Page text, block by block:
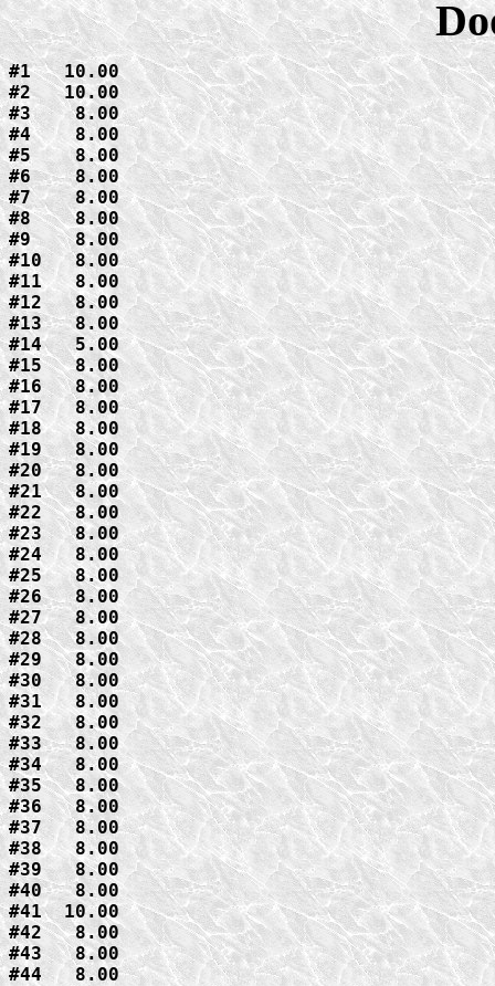
#1   10.00
#2   10.00
#3    8.00
#4    8.00
#5    8.00
#6    8.00
#7    8.00
#8    8.00
#9    8.00
#10   8.00
#11   8.00
#12   8.00
#13   8.00
#14   5.00
#15   8.00
#16   8.00
#17   8.00
#18   8.00
#19   8.00
#20   8.00
#21   8.00
#22   8.00
#23   8.00
#24   8.00
#25   8.00
#26   8.00
#27   8.00
#28   8.00
#29   8.00
#30   8.00
#31   8.00
#32   8.00
#33   8.00
#34   8.00
#35   8.00
#36   8.00
#37   8.00
#38   8.00
#39   8.00
#40   8.00
#41  10.00
#42   8.00
#43   8.00
#44   8.00